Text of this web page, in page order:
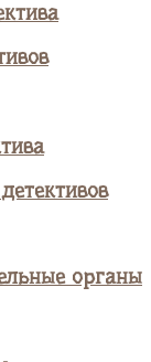
органы